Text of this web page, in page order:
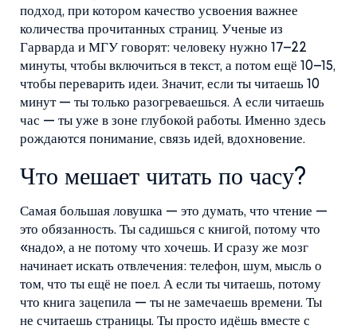
подход, при котором качество усвоения важнее
количества прочитанных страниц. Ученые из
Гарварда и МГУ говорят: человеку нужно 17–22
минуты, чтобы включиться в текст, а потом ещё 10–15,
чтобы переварить идеи. Значит, если ты читаешь 10
минут — ты только разогреваешься. А если читаешь
час — ты уже в зоне глубокой работы. Именно здесь
рождаются понимание, связь идей, вдохновение.
Что мешает читать по часу?
Самая большая ловушка — это думать, что чтение —
это обязанность. Ты садишься с книгой, потому что
«надо», а не потому что хочешь. И сразу же мозг
начинает искать отвлечения: телефон, шум, мысль о
том, что ты ещё не поел. А если ты читаешь, потому
что книга зацепила — ты не замечаешь времени. Ты
не считаешь страницы. Ты просто идёшь вместе с